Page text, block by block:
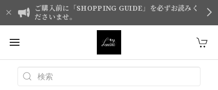
ご購入前に「SHOPPING GUIDE」を必ずお読みく
ださいませ。